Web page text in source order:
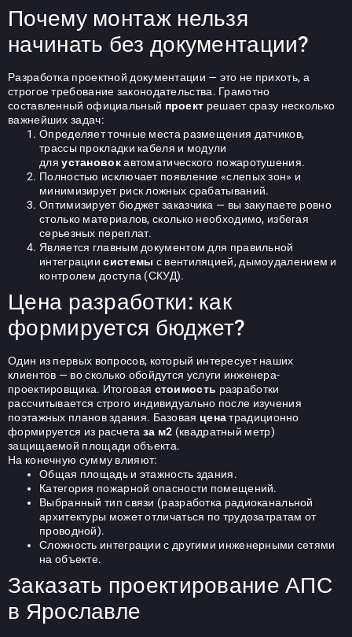
Почему монтаж нельзя
начинать без документации?
Разработка проектной документации — это не прихоть, а
строгое требование законодательства. Грамотно
составленный официальный проект решает сразу несколько
важнейших задач:
Определяет точные места размещения датчиков,
трассы прокладки кабеля и модули
дляустановокавтоматического пожаротушения.
Полностью исключает появление «слепых зон» и
минимизирует риск ложных срабатываний.
Оптимизирует бюджет заказчика — вы закупаете ровно
столько материалов, сколько необходимо, избегая
серьезных переплат.
Является главным документом для правильной
интеграциисистемы с вентиляцией, дымоудалением и
контролем доступа (СКУД).
Цена разработки: как
формируется бюджет?
Один из первых вопросов, который интересует наших
клиентов — во сколько обойдутся услуги инженера-
проектировщика. Итоговая стоимость разработки
рассчитывается строго индивидуально после изучения
поэтажных планов здания. Базовая ценатрадиционно
формируется из расчета за м2 (квадратный метр)
защищаемой площади объекта.
На конечную сумму влияют:
Общая площадь и этажность здания.
Категория пожарной опасности помещений.
Выбранный тип связи (разработка радиоканальной
архитектуры может отличаться по трудозатратам от
проводной).
Сложность интеграции с другими инженерными сетями
на объекте.
Заказать проектирование АПС
в Ярославле